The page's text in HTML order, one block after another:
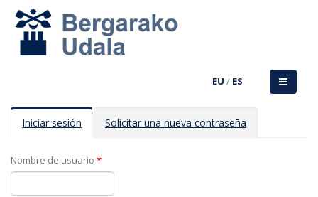
EU / ES
Solapas principales
Iniciar sesión (solapaSolicitar una nueva contraseña
Nombre de usuario *